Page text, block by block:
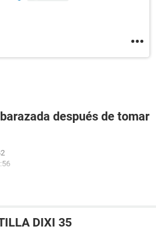
después de tomar
DIXI 35